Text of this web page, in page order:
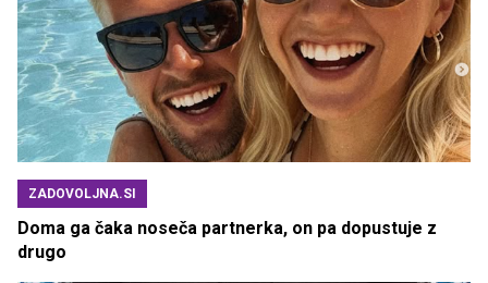
ZADOVOLJNA.SI
Doma ga čaka noseča partnerka, on pa dopustuje z
drugo